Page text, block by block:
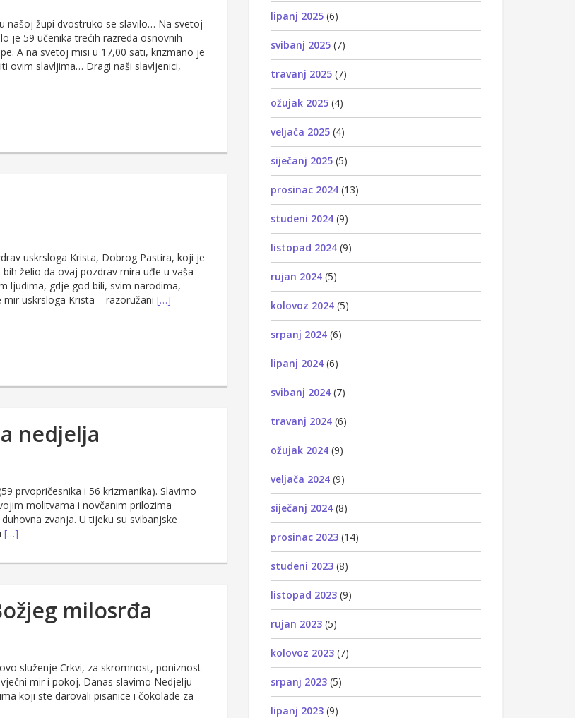
našoj župi dvostruko se slavilo… Na svetoj
je 59 učenika trećih razreda osnovnih
A na svetoj misi u 17,00 sati, krizmano je
ovim slavljima… Dragi naši slavljenici,
uskrsloga Krista, Dobrog Pastira, koji je
želio da ovaj pozdrav mira uđe u vaša
ljudima, gdje god bili, svim narodima,
uskrsloga Krista – razoružani […]
nedjelja
prvopričesnika i 56 krizmanika). Slavimo
molitvama i novčanim prilozima
zvanja. U tijeku su svibanjske
[…]
milosrđa
služenje Crkvi, za skromnost, poniznost
mir i pokoj. Danas slavimo Nedjelju
koji ste darovali pisanice i čokolade za
lipanj 2025 (6)
svibanj 2025 (7)
travanj 2025 (7)
ožujak 2025 (4)
veljača 2025 (4)
siječanj 2025 (5)
prosinac 2024 (13)
studeni 2024 (9)
listopad 2024 (9)
rujan 2024 (5)
kolovoz 2024 (5)
srpanj 2024 (6)
lipanj 2024 (6)
svibanj 2024 (7)
travanj 2024 (6)
ožujak 2024 (9)
veljača 2024 (9)
siječanj 2024 (8)
prosinac 2023 (14)
studeni 2023 (8)
listopad 2023 (9)
rujan 2023 (5)
kolovoz 2023 (7)
srpanj 2023 (5)
lipanj 2023 (9)